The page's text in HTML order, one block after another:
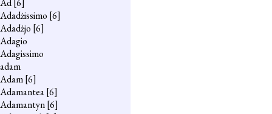
Ad[6]
Adadżissimo [6]
Adadżjo [6]
Adagio
Adagissimo
adam
Adam[6]
Adamantea[6]
Adamantyn[6]